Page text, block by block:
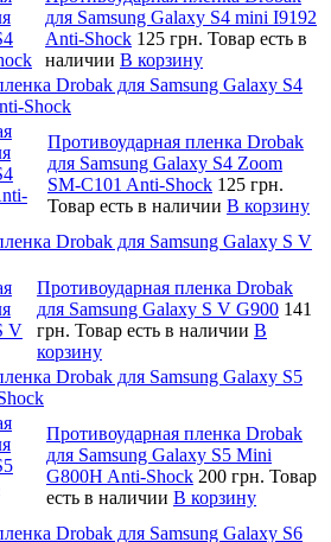
для Samsung Galaxy S4 mini I9192
Anti-Shock 125 грн. Товар есть в
наличии В корзину
Drobak для Samsung Galaxy S4
Shock
Противоударная пленка Drobak
для Samsung Galaxy S4 Zoom
SM-C101 Anti-Shock 125 грн.
Товар есть в наличии В корзину
Drobak для Samsung Galaxy S V
Противоударная пленка Drobak
для Samsung Galaxy S V G900 141
грн. Товар есть в наличии В
корзину
Drobak для Samsung Galaxy S5
Противоударная пленка Drobak
для Samsung Galaxy S5 Mini
G800H Anti-Shock 200 грн. Товар
есть в наличии В корзину
Drobak для Samsung Galaxy S6